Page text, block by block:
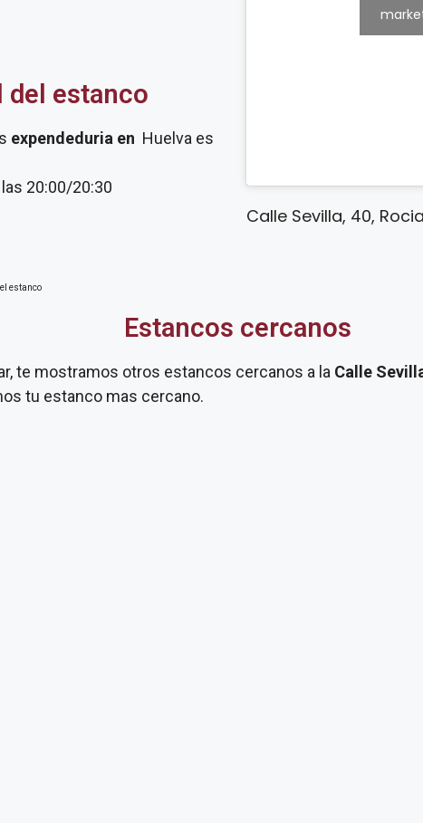
del estanco
expendeduria en Huelva es
20:00/20:30
estanco
Calle Sevilla, 40,
Estancos cercanos
te mostramos otros estancos cercanos a la Calle
tu estanco mas cercano.